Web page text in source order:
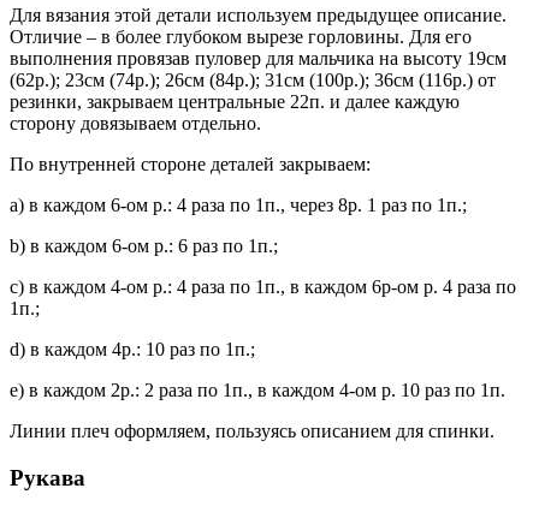
Для вязания этой детали используем предыдущее описание.
Отличие – в более глубоком вырезе горловины. Для его
выполнения провязав пуловер для мальчика на высоту 19см
(62р.); 23см (74р.); 26см (84р.); 31см (100р.); 36см (116р.) от
резинки, закрываем центральные 22п. и далее каждую
сторону довязываем отдельно.
По внутренней стороне деталей закрываем:
а) в каждом 6-ом р.: 4 раза по 1п., через 8р. 1 раз по 1п.;
b) в каждом 6-ом р.: 6 раз по 1п.;
с) в каждом 4-ом р.: 4 раза по 1п., в каждом 6р-ом р. 4 раза по
1п.;
d) в каждом 4р.: 10 раз по 1п.;
е) в каждом 2р.: 2 раза по 1п., в каждом 4-ом р. 10 раз по 1п.
Линии плеч оформляем, пользуясь описанием для спинки.
Рукава